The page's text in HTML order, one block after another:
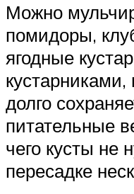
Можно
помидоры,
ягодные
долго
питательные
чего кусты не
пересадке